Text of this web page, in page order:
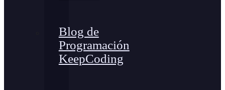
Blog de
Programación
KeepCoding